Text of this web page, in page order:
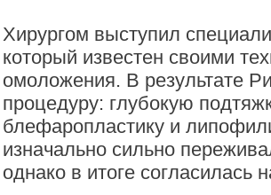
Хирургом выступил
который известен своими
омоложения. В результате
процедуру: глубокую
блефаропластику и
изначально сильно
однако в итоге